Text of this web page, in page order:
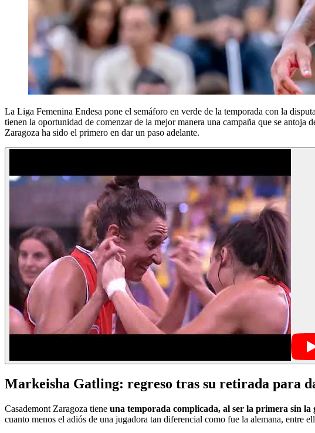
La Liga Femenina Endesa pone el semáforo en verde de la temporada con la
tienen la oportunidad de comenzar de la mejor manera una campaña que se
Zaragoza ha sido el primero en dar un paso adelante.
Markeisha Gatling: regreso tras su retirada para
Casademont Zaragoza tiene una temporada complicada, al ser la primera sin la
cuanto menos el adiós de una jugadora tan diferencial como fue la alemana, entre